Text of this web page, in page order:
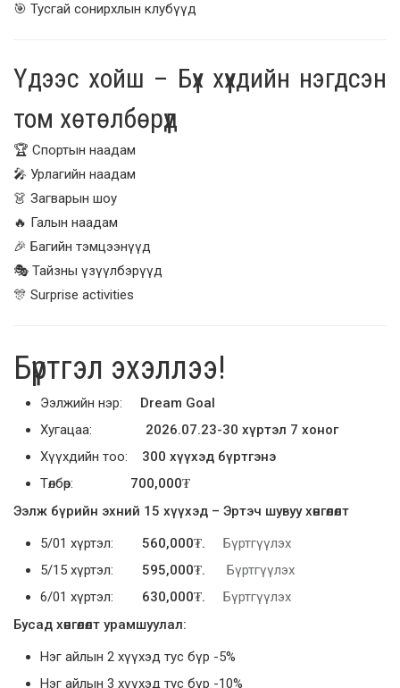
🎯 Тусгай сонирхлын клубүүд
Үдээс хойш – Бүх хүүхдийн нэгдсэн
том хөтөлбөрүүд
🏆 Спортын наадам
🎤 Урлагийн наадам
👗 Загварын шоу
🔥 Галын наадам
🎉 Багийн тэмцээнүүд
🎭 Тайзны үзүүлбэрүүд
🎊 Surprise activities
Бүртгэл эхэллээ!
Ээлжийн нэр:
Dream Goal
Хугацаа: 2026.07.23-30 хүртэл 7 хоног
Хүүхдийн тоо: 300 хүүхэд бүртгэнэ
Төлбөр: 700,000₮
Ээлж бүрийн эхний 15 хүүхэд – Эртэч шувуу хөнгөлөлт
5/01 хүртэл: 560,000₮.
Бүртгүүлэх
5/15 хүртэл: 595,000₮.
Бүртгүүлэх
6/01 хүртэл: 630,000₮.
Бүртгүүлэх
Бусад хөнгөлөлт урамшуулал:
Нэг айлын 2 хүүхэд тус бүр -5%
Нэг айлын 3 хүүхэд тус бүр -10%